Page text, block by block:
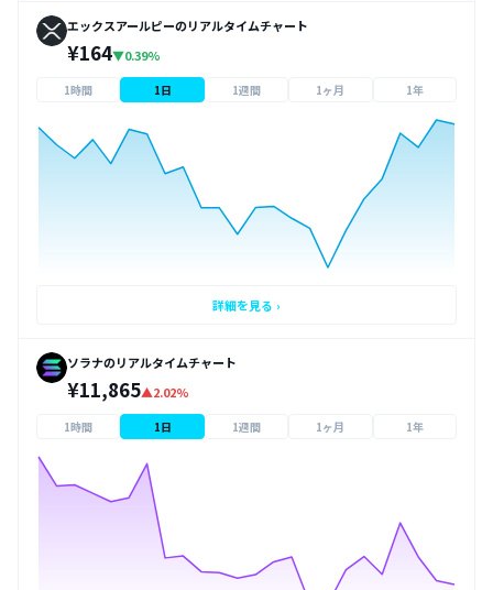
エックスアールピーのリアルタイムチャート
¥164▼0.39%
1時間 1日 1週間 1ヶ月 1年
詳細を見る ›
ソラナのリアルタイムチャート
¥11,865▲2.02%
1時間 1日 1週間 1ヶ月 1年